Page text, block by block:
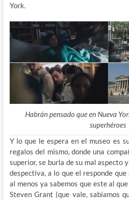
York.
Habrán pensado que en Nueva
superhéroes
Y lo que le espera en el museo es
regalos del mismo, donde una
superior, se burla de su mal aspecto
despectiva, a lo que el responde
al menos ya sabemos que este al
Steven Grant (que vale, sabíamos